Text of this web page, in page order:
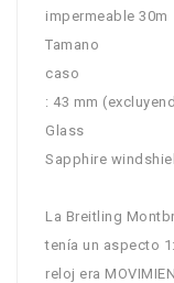
impermeable 30m
Tamano
caso
: 43 mm
Glass
Sapphire
La Breitling
tenía un aspecto
reloj era